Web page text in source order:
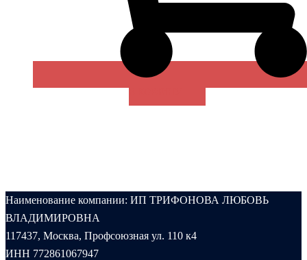
Наименование компании: ИП ТРИФОНОВА ЛЮБОВЬ
ВЛАДИМИРОВНА
117437, Москва, Профсоюзная ул. 110 к4
ИНН 772861067947